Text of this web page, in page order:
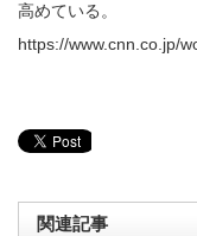
高めている。
https://www.cnn.co.jp/
関連記事